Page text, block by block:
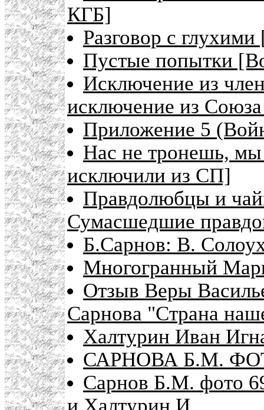
КГБ]
Разговор с
Пустые попытки
Исключение из
исключение из
Приложение 5
Нас не тронешь,
исключили из СП]
Правдолюбцы и
Сумасшедшие
Б.Сарнов: В.
Многогранный
Отзыв Веры
Сарнова "Страна
Халтурин Иван
САРНОВА Б.М.
Сарнов Б.М. фото